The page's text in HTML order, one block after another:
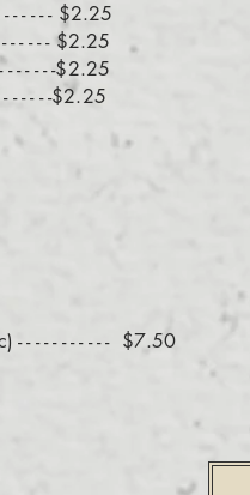
- - - - - $2.25
- - - - - - $2.25
- - - - - - -$2.25
- - - - - -$2.25
- - - - - - - - - - - $7.50